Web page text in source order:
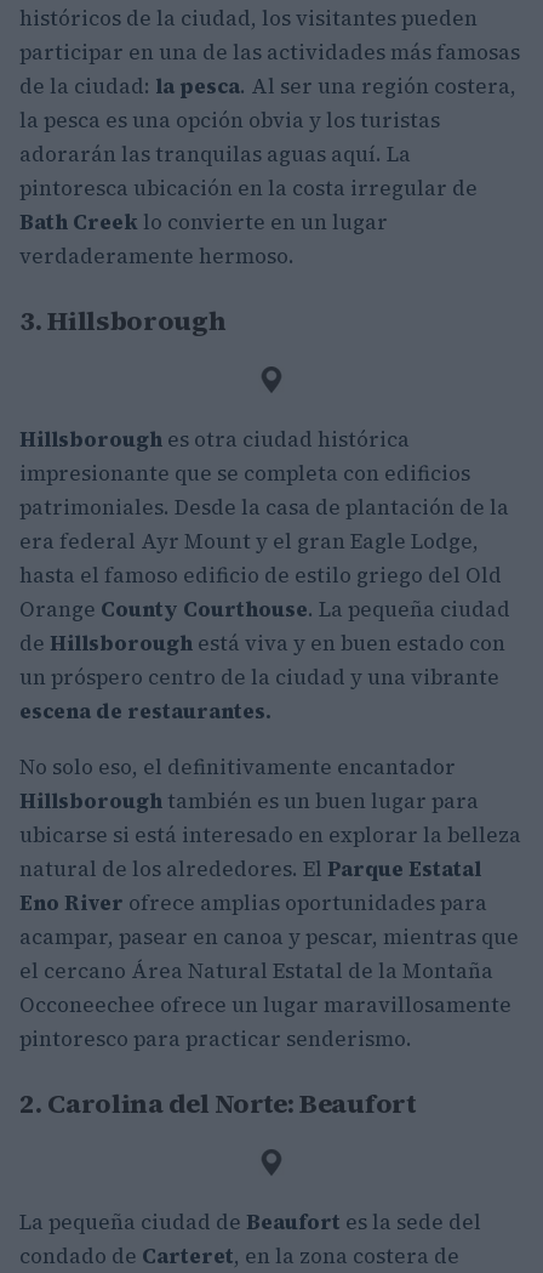
históricos de la ciudad, los visitantes pueden
participar en una de las actividades más famosas
de la ciudad: la pesca. Al ser una región costera,
la pesca es una opción obvia y los turistas
adorarán las tranquilas aguas aquí. La
pintoresca ubicación en la costa irregular de
Bath Creek lo convierte en un lugar
verdaderamente hermoso.
3. Hillsborough
Hillsborough es otra ciudad histórica
impresionante que se completa con edificios
patrimoniales. Desde la casa de plantación de la
era federal Ayr Mount y el gran Eagle Lodge,
hasta el famoso edificio de estilo griego del Old
Orange County Courthouse. La pequeña ciudad
de Hillsborough está viva y en buen estado con
un próspero centro de la ciudad y una vibrante
escena de restaurantes.
No solo eso, el definitivamente encantador
Hillsborough también es un buen lugar para
ubicarse si está interesado en explorar la belleza
natural de los alrededores. El Parque Estatal
Eno River ofrece amplias oportunidades para
acampar, pasear en canoa y pescar, mientras que
el cercano Área Natural Estatal de la Montaña
Occoneechee ofrece un lugar maravillosamente
pintoresco para practicar senderismo.
2. Carolina del Norte: Beaufort
La pequeña ciudad de Beaufort es la sede del
condado de Carteret, en la zona costera de